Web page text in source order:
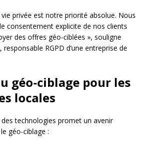
privée est notre priorité absolue. Nous
consentement explicite de nos clients
des offres géo-ciblées », souligne
, responsable RGPD d’une entreprise de
géo-ciblage pour les
locales
des technologies promet un avenir
géo-ciblage :